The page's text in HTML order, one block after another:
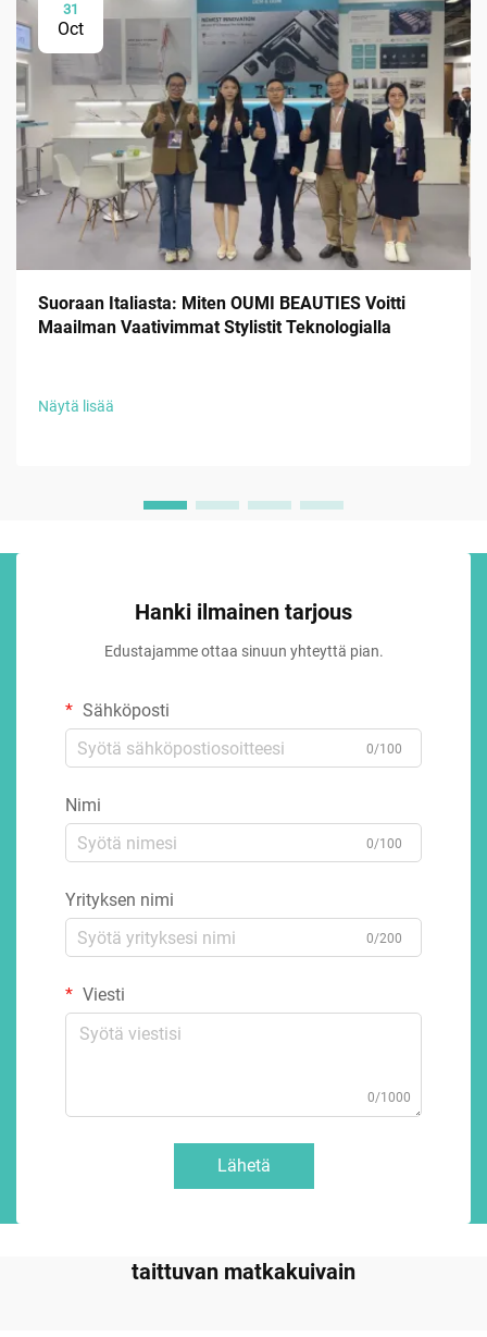
31
Oct
Suoraan Italiasta: Miten OUMI BEAUTIES Voitti
Maailman Vaativimmat Stylistit Teknologialla
Näytä lisää
Hanki ilmainen tarjous
Edustajamme ottaa sinuun yhteyttä pian.
Sähköposti
0/100
Nimi
0/100
Yrityksen nimi
0/200
Viesti
0/1000
Lähetä
taittuvan matkakuivain